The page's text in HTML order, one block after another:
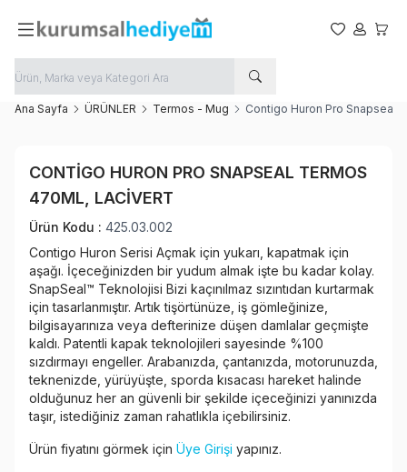
Favorilerim
Hesabım
Ana Sayfa ÜRÜNLER Termos - Mug Contigo Huron Pro Snapseal
Paylaş
CONTIGO HURON PRO SNAPSEAL TERMOS
470ML, LACIVERT
Ürün Kodu : 425.03.002
Contigo Huron Serisi Açmak için yukarı, kapatmak için
aşağı. İçeceğinizden bir yudum almak işte bu kadar kolay.
SnapSeal™ Teknolojisi Bizi kaçınılmaz sızıntıdan kurtarmak
için tasarlanmıştır. Artık tişörtünüze, iş gömleğinize,
bilgisayarınıza veya defterinize düşen damlalar geçmişte
kaldı. Patentli kapak teknolojileri sayesinde %100
sızdırmayı engeller. Arabanızda, çantanızda, motorunuzda,
teknenizde, yürüyüşte, sporda kısacası hareket halinde
olduğunuz her an güvenli bir şekilde içeceğinizi yanınızda
taşır, istediğiniz zaman rahatlıkla içebilirsiniz.
Ürün fiyatını görmek için Üye Girişi yapınız.